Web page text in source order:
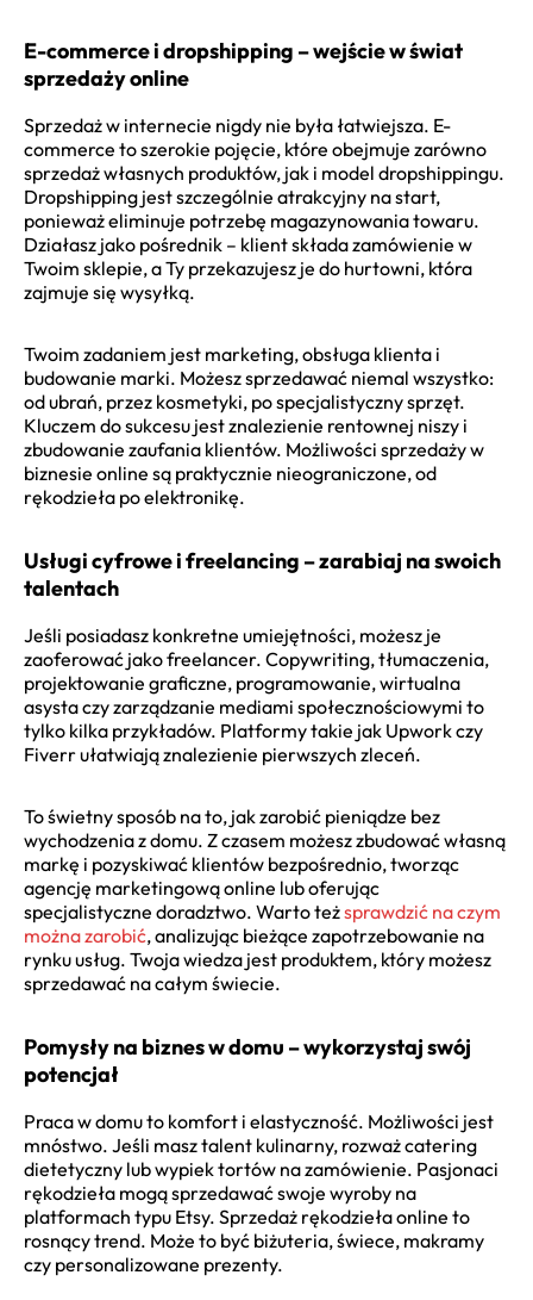
E-commerce i dropshipping – wejście w świat
sprzedaży online
Sprzedaż w internecie nigdy nie była łatwiejsza. E-
commerce to szerokie pojęcie, które obejmuje zarówno
sprzedaż własnych produktów, jak i model dropshippingu.
Dropshipping jest szczególnie atrakcyjny na start,
ponieważ eliminuje potrzebę magazynowania towaru.
Działasz jako pośrednik – klient składa zamówienie w
Twoim sklepie, a Ty przekazujesz je do hurtowni, która
zajmuje się wysyłką.
Twoim zadaniem jest marketing, obsługa klienta i
budowanie marki. Możesz sprzedawać niemal wszystko:
od ubrań, przez kosmetyki, po specjalistyczny sprzęt.
Kluczem do sukcesu jest znalezienie rentownej niszy i
zbudowanie zaufania klientów. Możliwości sprzedaży w
biznesie online są praktycznie nieograniczone, od
rękodzieła po elektronikę.
Usługi cyfrowe i freelancing – zarabiaj na swoich
talentach
Jeśli posiadasz konkretne umiejętności, możesz je
zaoferować jako freelancer. Copywriting, tłumaczenia,
projektowanie graficzne, programowanie, wirtualna
asysta czy zarządzanie mediami społecznościowymi to
tylko kilka przykładów. Platformy takie jak Upwork czy
Fiverr ułatwiają znalezienie pierwszych zleceń.
To świetny sposób na to, jak zarobić pieniądze bez
wychodzenia z domu. Z czasem możesz zbudować własną
markę i pozyskiwać klientów bezpośrednio, tworząc
agencję marketingową online lub oferując
specjalistyczne doradztwo. Warto teżsprawdzić na czym
można zarobić, analizując bieżące zapotrzebowanie na
rynku usług. Twoja wiedza jest produktem, który możesz
sprzedawać na całym świecie.
Pomysły na biznes w domu – wykorzystaj swój
potencjał
Praca w domu to komfort i elastyczność. Możliwości jest
mnóstwo. Jeśli masz talent kulinarny, rozważ catering
dietetyczny lub wypiek tortów na zamówienie. Pasjonaci
rękodzieła mogą sprzedawać swoje wyroby na
platformach typu Etsy. Sprzedaż rękodzieła online to
rosnący trend. Może to być biżuteria, świece, makramy
czy personalizowane prezenty.